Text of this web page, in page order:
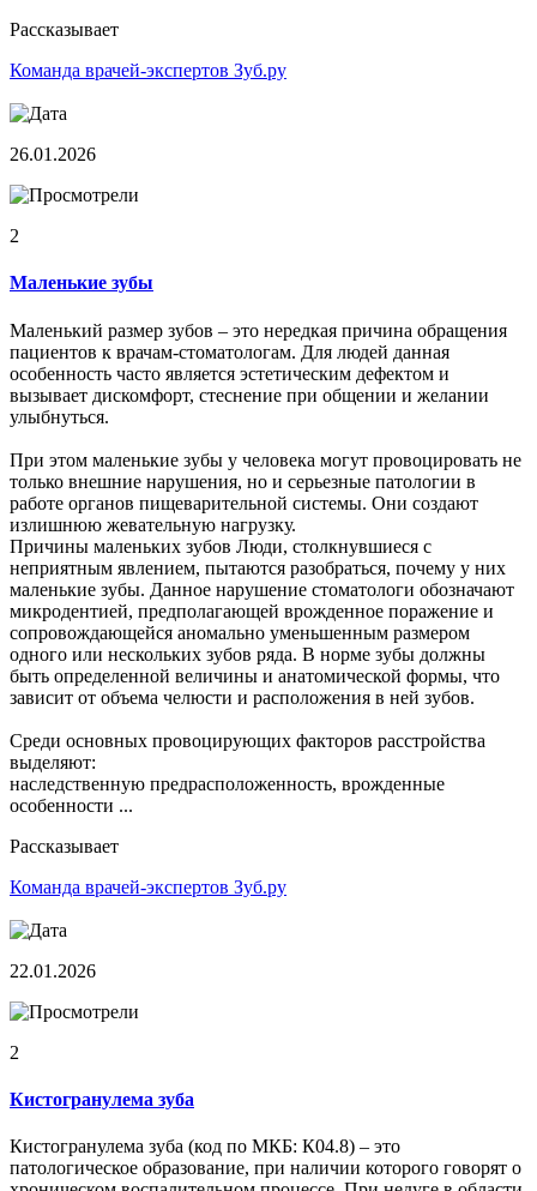
Рассказывает
Команда врачей-экспертов Зуб.ру
26.01.2026
2
Маленькие зубы
Маленький размер зубов – это нередкая причина обращения
пациентов к врачам-стоматологам. Для людей данная
особенность часто является эстетическим дефектом и
вызывает дискомфорт, стеснение при общении и желании
улыбнуться.
При этом маленькие зубы у человека могут провоцировать не
только внешние нарушения, но и серьезные патологии в
работе органов пищеварительной системы. Они создают
излишнюю жевательную нагрузку.
Причины маленьких зубов Люди, столкнувшиеся с
неприятным явлением, пытаются разобраться, почему у них
маленькие зубы. Данное нарушение стоматологи обозначают
микродентией, предполагающей врожденное поражение и
сопровождающейся аномально уменьшенным размером
одного или нескольких зубов ряда. В норме зубы должны
быть определенной величины и анатомической формы, что
зависит от объема челюсти и расположения в ней зубов.
Среди основных провоцирующих факторов расстройства
выделяют:
наследственную предрасположенность, врожденные
особенности ...
Рассказывает
Команда врачей-экспертов Зуб.ру
22.01.2026
2
Кистогранулема зуба
Кистогранулема зуба (код по МКБ: К04.8) – это
патологическое образование, при наличии которого говорят о